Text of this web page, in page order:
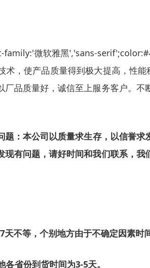
微软雅黑','sans-
，使产品质量得到极大提高，性
品质量好，诚信至上服务客户。
题：本公司以质量求生存，以信誉
有问题，请好时间和我们联系，
天不等，个别地方由于不确定因素时
各省份到货时间为3-5天。